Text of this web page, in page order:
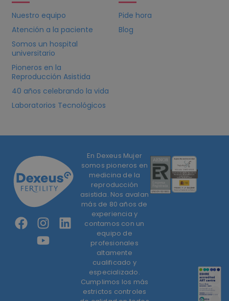
Nuestro equipo
Atención a la paciente
Somos un hospital
universitario
Pioneros en la
Reproducción Asistida
40 años celebrando la vida
Laboratorios Tecnológicos
Pide hora
Blog
En Dexeus Mujer
somos pioneros en
medicina de la
reproducción
asistida. Nos avalan
más de 80 años de
experiencia y
contamos con un
equipo de
profesionales
altamente
cualificado y
especializado.
Cumplimos los más
estrictos controles